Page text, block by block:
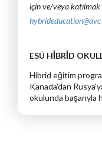
için ve/veya
ESÜ HİBRİD
Hibrid eğitim
Kanada'dan
okulunda